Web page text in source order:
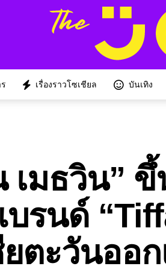
เรื่องราวโซเชียล บันเทิง
เมธวิน”
รนด์
ตะวันออก